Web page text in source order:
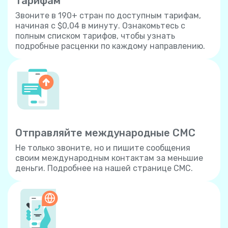
Звоните в 190+ стран по доступным тарифам,
начиная с $0,04 в минуту. Ознакомьтесь с
полным списком тарифов, чтобы узнать
подробные расценки по каждому направлению.
Отправляйте международные СМС
Не только звоните, но и пишите сообщения
своим международным контактам за меньшие
деньги. Подробнее на нашей странице СМС.